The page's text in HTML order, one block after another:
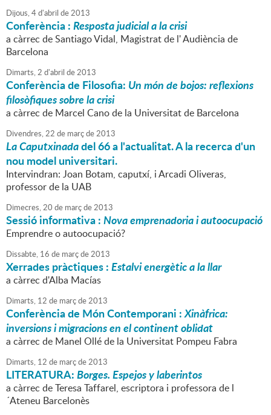
Dijous,4d'abril de2013
Conferència :Resposta judicial a la crisi
a càrrec de Santiago Vidal, Magistrat de l' Audiència de
Barcelona
Dimarts,2 d'abril de2013
Conferència de Filosofia: Un món de bojos: reflexions
filosòfiques sobre la crisi
a càrrec de Marcel Cano de la Universitat de Barcelona
Divendres,22 de marçde2013
La Caputxinadadel 66 a l'actualitat. A la recerca d'un
nou model universitari.
Intervindran: Joan Botam, caputxí, i Arcadi Oliveras,
professor de la UAB
Dimecres,20 de marçde2013
Sessió informativa :Nova emprenadoria i autoocupació
Emprendre o autoocupació?
Dissabte, 16 de marçde2013
Xerrades pràctiques :Estalvi energètic a la llar
a càrrec d'Alba Macías
Dimarts, 12 de marçde2013
Conferència de Món Contemporani :Xinàfrica:
inversions i migracions en el continent oblidat
a càrrec de Manel Ollé de la Universitat Pompeu Fabra
Dimarts, 12 de marçde2013
LITERATURA:Borges. Espejos y laberintos
a càrrec de Teresa Taffarel, escriptora i professora de l
´Ateneu Barcelonès